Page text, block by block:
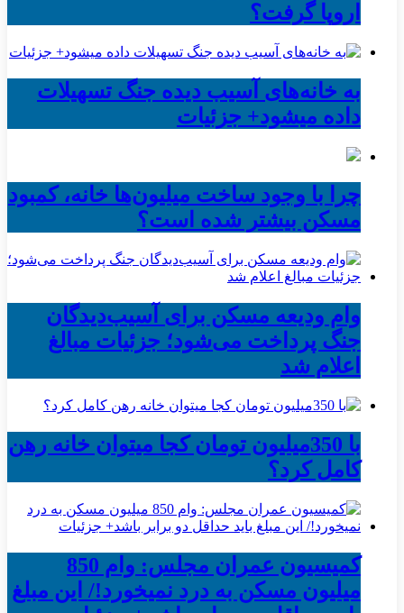
اروپا گرفت؟
به خانه‌های آسیب دیده جنگ تسهیلات
داده میشود+ جزئیات
چرا با وجود ساخت میلیون‌ها خانه، کمبود
مسکن بیشتر شده است؟
وام ودیعه مسکن برای آسیب‌دیدگان
جنگ پرداخت می‌شود؛ جزئیات مبالغ
اعلام شد
با 350میلیون تومان کجا میتوان خانه رهن
کامل کرد؟
کمیسیون عمران مجلس: وام 850
میلیون مسکن به درد نمیخورد!/ این مبلغ